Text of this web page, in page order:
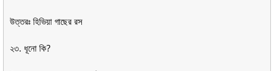
উত্তরঃ হিভিয়া গাছের রস
২৩. ধূনো কি?